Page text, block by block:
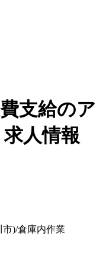
支給のア
人情報
)/倉庫内作業